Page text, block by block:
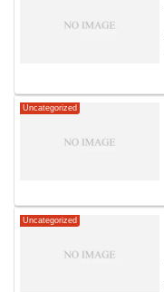
Uncategorized
Uncategorized